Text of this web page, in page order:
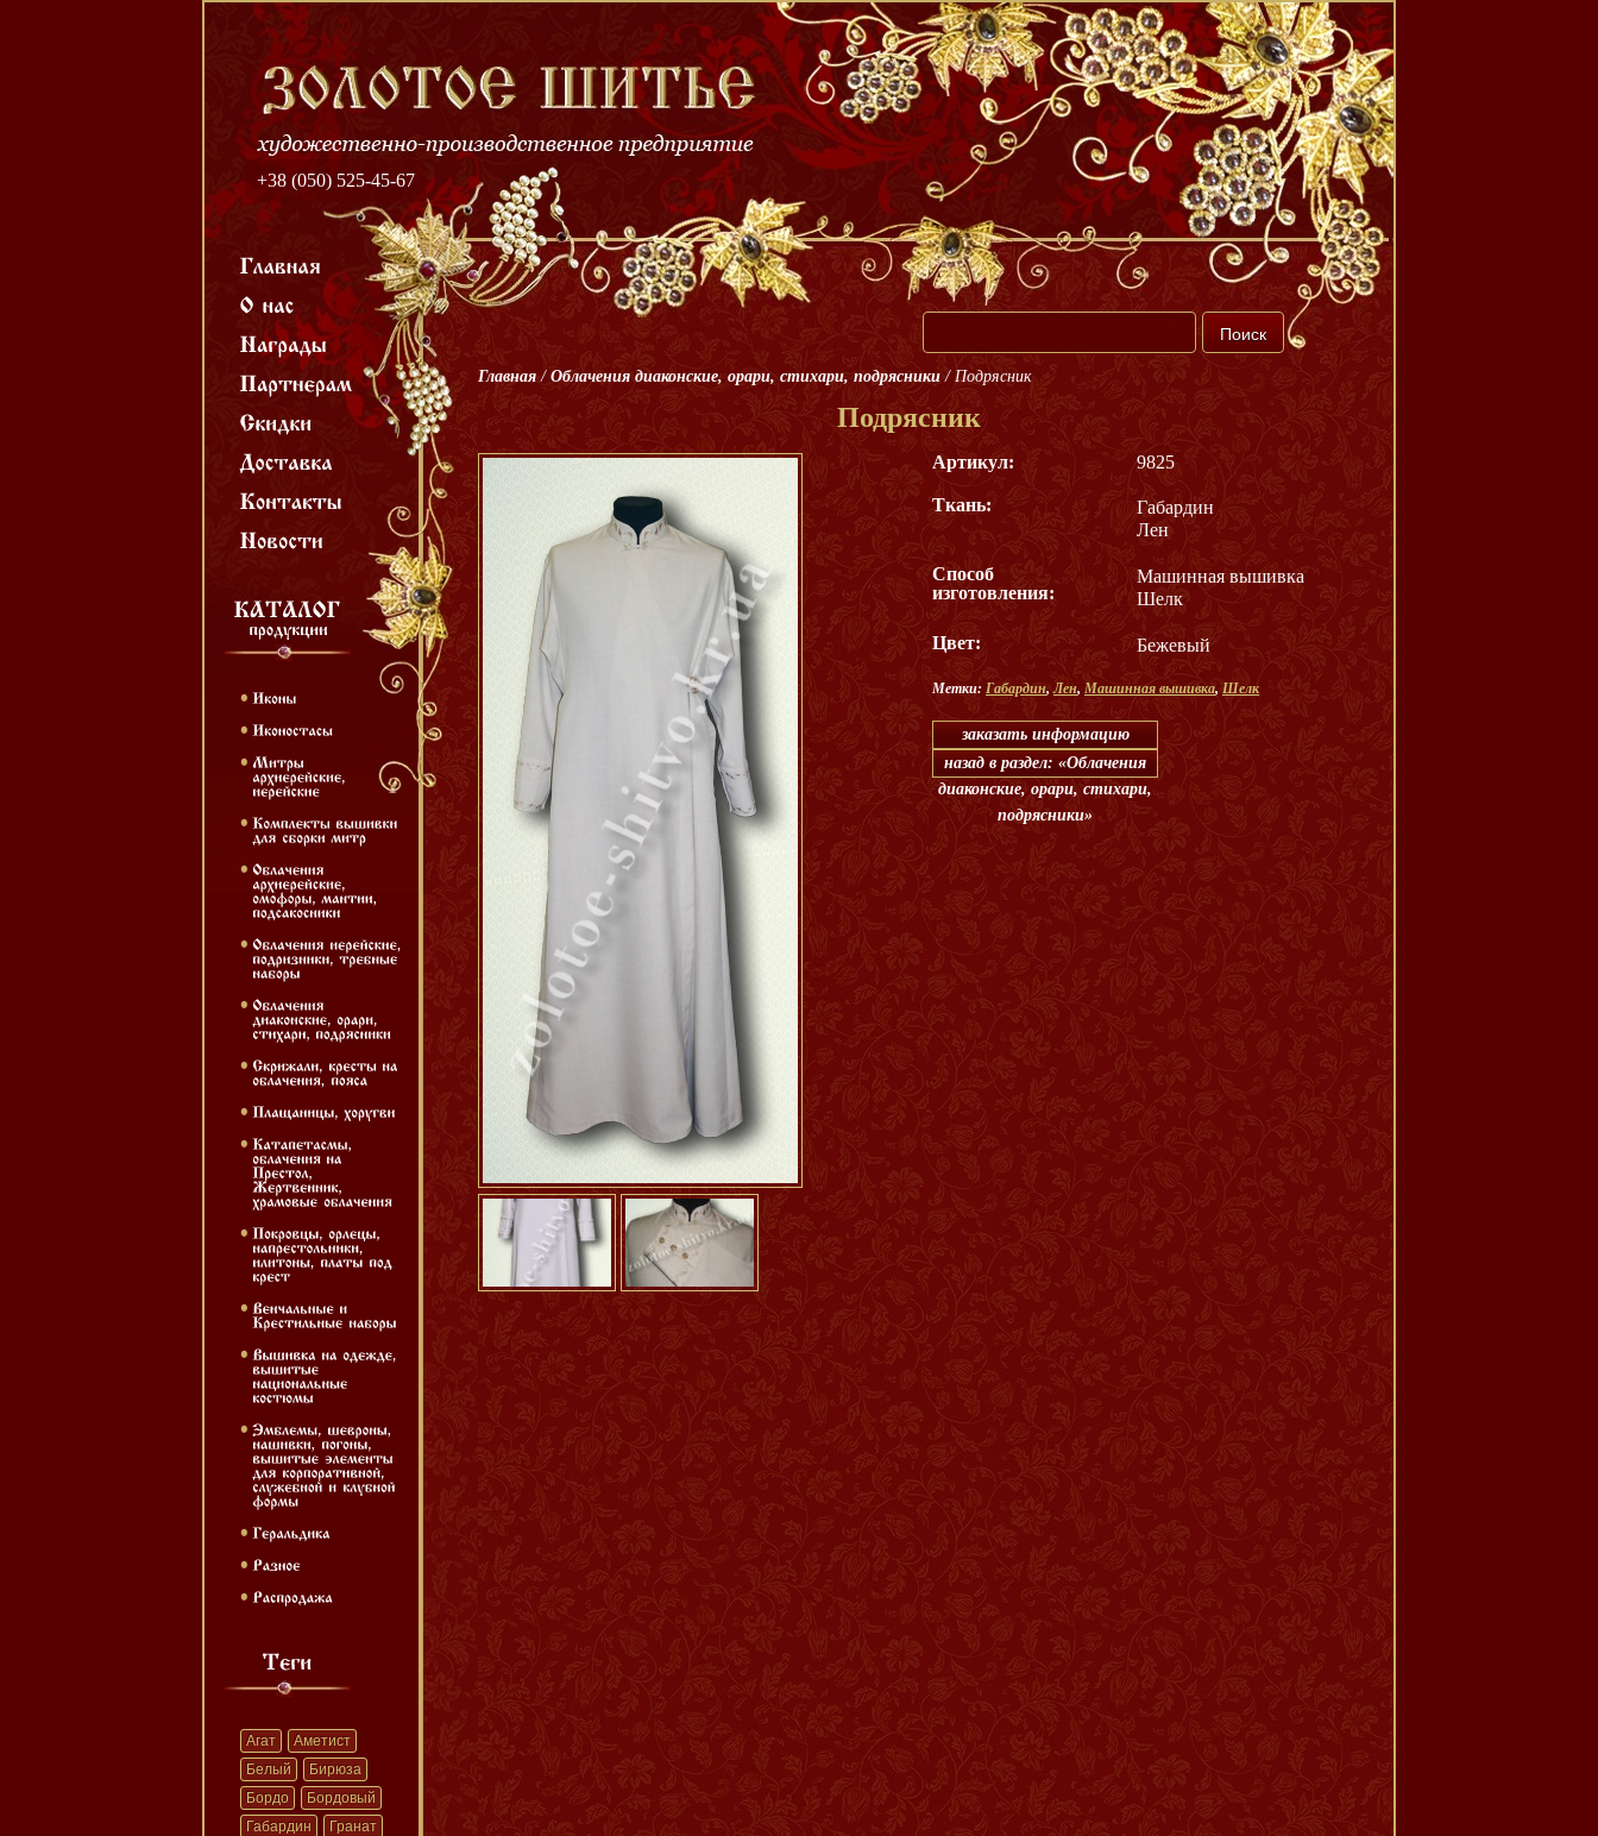
+38 (050) 525-45-67
Агат
Аметист
Белый
Бирюза
Бордо
Бордовый
Габардин
Гранат
Главная / Облачения диаконские, орари, стихари, подрясники / Подрясник
Подрясник
Артикул: 9825
Ткань:
Габардин
Лен
Способ
изготовления:
Машинная вышивка
Шелк
Цвет: Бежевый
Метки: Габардин,Лен, Машинная вышивка,Шелк
заказать информацию
назад в раздел: «Облачения
диаконские, орари, стихари,
подрясники»